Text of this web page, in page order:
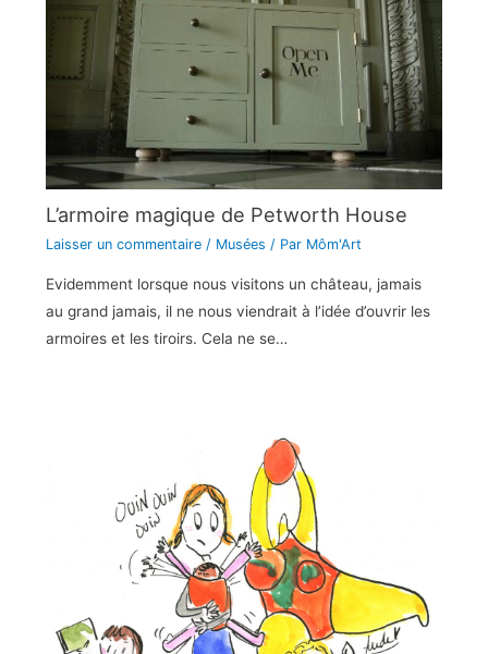
L’armoire magique de Petworth House
Laisser un commentaire / Musées / Par Môm'Art
Evidemment lorsque nous visitons un château, jamais
au grand jamais, il ne nous viendrait à l’idée d’ouvrir les
armoires et les tiroirs. Cela ne se…